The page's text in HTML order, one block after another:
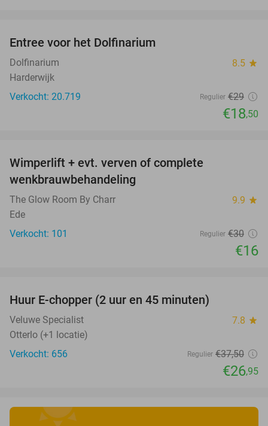
Entree voor het Dolfinarium
Dolfinarium 8.5 star
Harderwijk
Verkocht: 20.719
Regulier €29
€18,50
Wimperlift + evt. verven of complete
wenkbrauwbehandeling
The Glow Room By Charr 9.9 star
Ede
Verkocht: 101
Regulier €30
€16
Huur E-chopper (2 uur en 45 minuten)
Veluwe Specialist 7.8 star
Otterlo (+1 locatie)
Verkocht: 656
Regulier €37,50
€26,95